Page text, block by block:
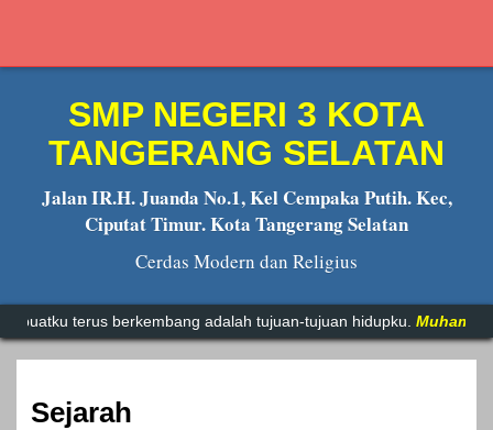
SMP NEGERI 3 KOTA
TANGERANG SELATAN
Jalan IR.H. Juanda No.1, Kel Cempaka Putih. Kec,
Ciputat Timur. Kota Tangerang Selatan
Cerdas Modern dan Religius
berkembang adalah tujuan-tujuan hidupku.Muhammad Ali
Sejarah